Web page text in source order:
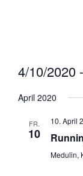
4/10/2020 -
wählen.
April 2020
FR.
10
10. April
Medulin,